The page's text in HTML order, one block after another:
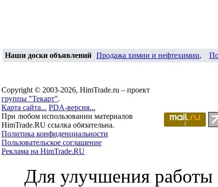
Наши доски объявлений Продажа химии и нефтехимии,
Copyright © 2003-2026, HimTrade.ru – проект
группы "Текарт".
Карта сайта... PDA-версия...
При любом использовании материалов
HimTrade.RU ссылка обязательна.
Политика конфиденциальности
Пользовательское соглашение
Реклама на HimTrade.RU
Для улучшения работы